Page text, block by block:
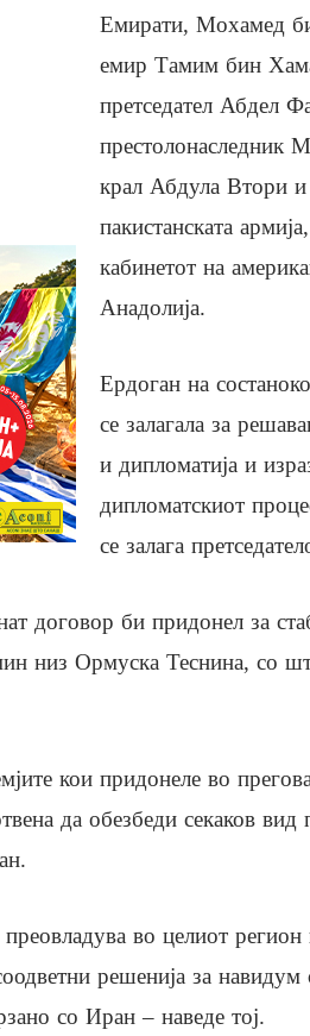
Емирати, Мохамед
емир Тамим бин
претседател Абдел
престолонаследник
крал Абдула Втори и
пакистанската
кабинетот на
Анадолија.
Ердоган на
се залагала за
и дипломатија и
дипломатскиот
се залага
договор би придонел за
низ Ормуска Теснина, со
кои придонеле во
да обезбеди секаков
во целиот
решенија за
со Иран – наведе тој.